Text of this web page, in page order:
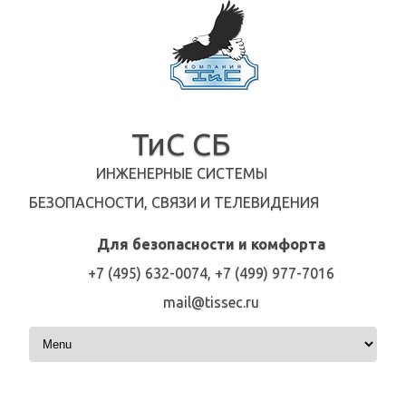
ТиС СБ
ИНЖЕНЕРНЫЕ СИСТЕМЫ
БЕЗОПАСНОСТИ, СВЯЗИ И ТЕЛЕВИДЕНИЯ
Для безопасности и комфорта
+7 (495) 632-0074, +7 (499) 977-7016
mail@tissec.ru
Перейти к содержимому